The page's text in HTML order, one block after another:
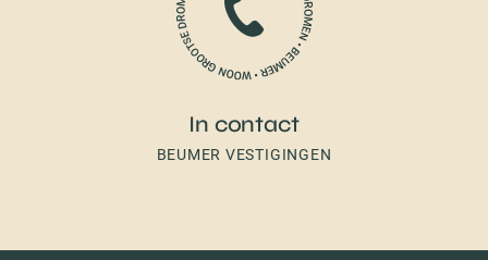
In contact
BEUMER VESTIGINGEN